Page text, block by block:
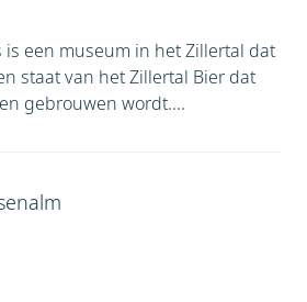
is een museum in het Zillertal dat
staat van het Zillertal Bier dat
gebrouwen wordt....